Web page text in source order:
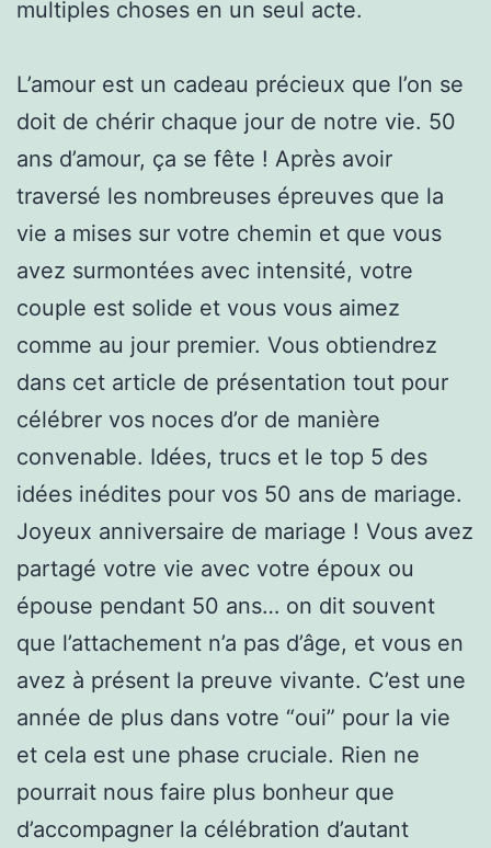
multiples choses en un seul acte.
L’amour est un cadeau précieux que l’on se
doit de chérir chaque jour de notre vie. 50
ans d’amour, ça se fête ! Après avoir
traversé les nombreuses épreuves que la
vie a mises sur votre chemin et que vous
avez surmontées avec intensité, votre
couple est solide et vous vous aimez
comme au jour premier. Vous obtiendrez
dans cet article de présentation tout pour
célébrer vos noces d’or de manière
convenable. Idées, trucs et le top 5 des
idées inédites pour vos 50 ans de mariage.
Joyeux anniversaire de mariage ! Vous avez
partagé votre vie avec votre époux ou
épouse pendant 50 ans… on dit souvent
que l’attachement n’a pas d’âge, et vous en
avez à présent la preuve vivante. C’est une
année de plus dans votre “oui” pour la vie
et cela est une phase cruciale. Rien ne
pourrait nous faire plus bonheur que
d’accompagner la célébration d’autant